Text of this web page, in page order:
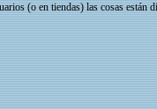
(o en tiendas) las cosas están